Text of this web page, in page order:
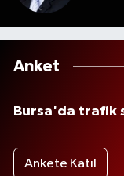
Anket
Bursa'da trafik
Ankete Katıl